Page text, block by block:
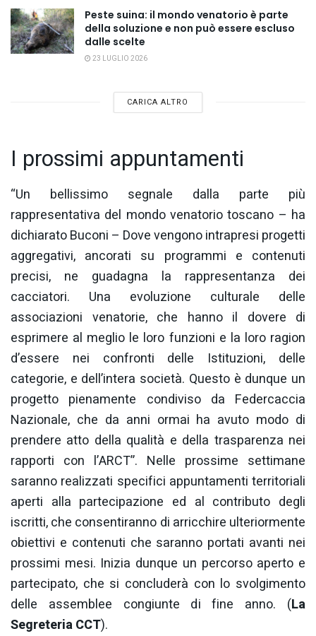
Peste suina: il mondo venatorio è parte
della soluzione e non può essere escluso
dalle scelte
23 LUGLIO 2026
CARICA ALTRO
I prossimi appuntamenti
“Un bellissimo segnale dalla parte più
rappresentativa del mondo venatorio toscano – ha
dichiarato Buconi – Dove vengono intrapresi progetti
aggregativi, ancorati su programmi e contenuti
precisi, ne guadagna la rappresentanza dei
cacciatori. Una evoluzione culturale delle
associazioni venatorie, che hanno il dovere di
esprimere al meglio le loro funzioni e la loro ragion
d’essere nei confronti delle Istituzioni, delle
categorie, e dell’intera società. Questo è dunque un
progetto pienamente condiviso da Federcaccia
Nazionale, che da anni ormai ha avuto modo di
prendere atto della qualità e della trasparenza nei
rapporti con l’ARCT”. Nelle prossime settimane
saranno realizzati specifici appuntamenti territoriali
aperti alla partecipazione ed al contributo degli
iscritti, che consentiranno di arricchire ulteriormente
obiettivi e contenuti che saranno portati avanti nei
prossimi mesi. Inizia dunque un percorso aperto e
partecipato, che si concluderà con lo svolgimento
delle assemblee congiunte di fine anno. (La
Segreteria CCT).